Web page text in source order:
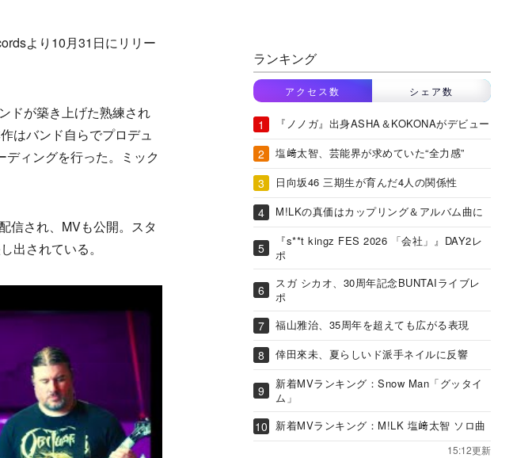
より10月31日にリリー
ドが築き上げた熟練され
はバンド自らでプロデュ
ィングを行った。ミック
信され、MVも公開。スタ
出されている。
ランキング
アクセス数 シェア数
『ノノガ』出身ASHA＆KOKONAがデビュー
塩﨑太智、芸能界が求めていた“全力感”
日向坂46 三期生が育んだ4人の関係性
M!LKの真価はカップリング＆アルバム曲に
『s**t kingz FES 2026 「会社」』DAY2レ
ポ
スガ シカオ、30周年記念BUNTAIライブレ
ポ
福山雅治、35周年を超えても広がる表現
倖田來未、夏らしいド派手ネイルに反響
新着MVランキング：Snow Man「グッタイ
ム」
新着MVランキング：M!LK 塩﨑太智 ソロ曲
15:12更新